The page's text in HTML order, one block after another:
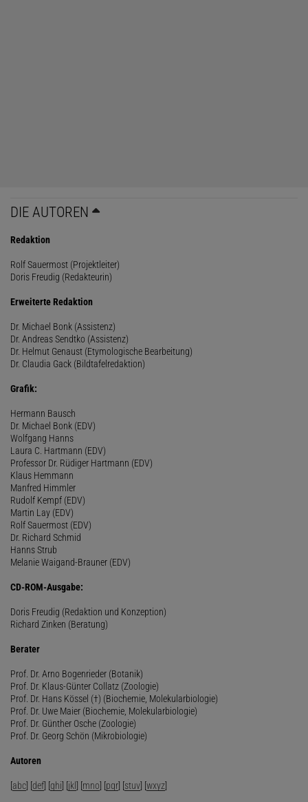
DIE AUTOREN
Redaktion
Rolf Sauermost (Projektleiter)
Doris Freudig (Redakteurin)
Erweiterte Redaktion
Dr. Michael Bonk (Assistenz)
Dr. Andreas Sendtko (Assistenz)
Dr. Helmut Genaust (Etymologische Bearbeitung)
Dr. Claudia Gack (Bildtafelredaktion)
Grafik:
Hermann Bausch
Dr. Michael Bonk (EDV)
Wolfgang Hanns
Laura C. Hartmann (EDV)
Professor Dr. Rüdiger Hartmann (EDV)
Klaus Hemmann
Manfred Himmler
Rudolf Kempf (EDV)
Martin Lay (EDV)
Rolf Sauermost (EDV)
Dr. Richard Schmid
Hanns Strub
Melanie Waigand-Brauner (EDV)
CD-ROM-Ausgabe:
Doris Freudig (Redaktion und Konzeption)
Richard Zinken (Beratung)
Berater
Prof. Dr. Arno Bogenrieder (Botanik)
Prof. Dr. Klaus-Günter Collatz (Zoologie)
Prof. Dr. Hans Kössel (†) (Biochemie, Molekularbiologie)
Prof. Dr. Uwe Maier (Biochemie, Molekularbiologie)
Prof. Dr. Günther Osche (Zoologie)
Prof. Dr. Georg Schön (Mikrobiologie)
Autoren
[abc] [def] [ghi] [jkl] [mno] [pqr] [stuv] [wxyz]